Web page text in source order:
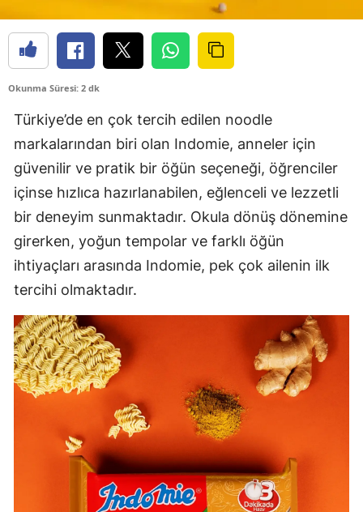
Okunma Süresi: 2 dk
Türkiye’de en çok tercih edilen noodle
markalarından biri olan Indomie, anneler için
güvenilir ve pratik bir öğün seçeneği, öğrenciler
içinse hızlıca hazırlanabilen, eğlenceli ve lezzetli
bir deneyim sunmaktadır. Okula dönüş dönemine
girerken, yoğun tempolar ve farklı öğün
ihtiyaçları arasında Indomie, pek çok ailenin ilk
tercihi olmaktadır.